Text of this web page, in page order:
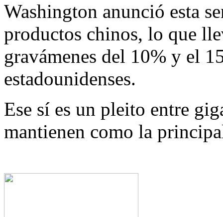
Washington anunció esta
productos chinos, lo que
gravámenes del 10% y el
estadounidenses.
Ese sí es un pleito entre
mantienen como la